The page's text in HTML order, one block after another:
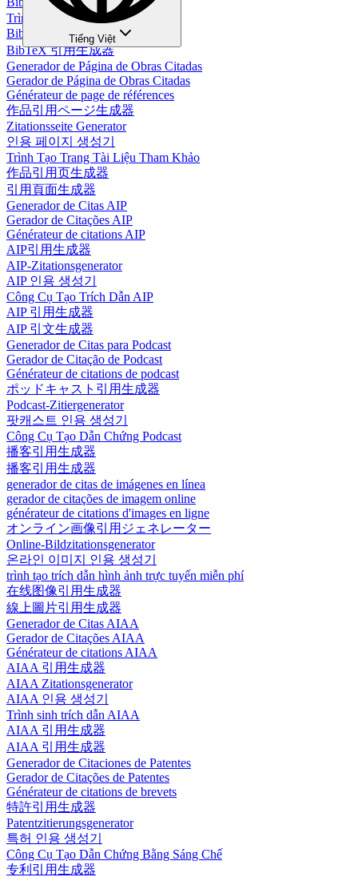
Trình tạo trích dẫn BibTeX
BibTeX 引用生成器
BibTeX 引用生成器
Generador de Página de Obras Citadas
Gerador de Página de Obras Citadas
Générateur de page de références
作品引用ページ生成器
Zitationsseite Generator
인용 페이지 생성기
Trình Tạo Trang Tài Liệu Tham Khảo
作品引用页生成器
引用頁面生成器
Generador de Citas AIP
Gerador de Citações AIP
Générateur de citations AIP
AIP引用生成器
AIP-Zitationsgenerator
AIP 인용 생성기
Công Cụ Tạo Trích Dẫn AIP
AIP 引用生成器
AIP 引文生成器
Generador de Citas para Podcast
Gerador de Citação de Podcast
Générateur de citations de podcast
ポッドキャスト引用生成器
Podcast-Zitiergenerator
팟캐스트 인용 생성기
Công Cụ Tạo Dẫn Chứng Podcast
播客引用生成器
播客引用生成器
generador de citas de imágenes en línea
gerador de citações de imagem online
générateur de citations d'images en ligne
オンライン画像引用ジェネレーター
Online-Bildzitationsgenerator
온라인 이미지 인용 생성기
trình tạo trích dẫn hình ảnh trực tuyến miễn phí
在线图像引用生成器
線上圖片引用生成器
Generador de Citas AIAA
Gerador de Citações AIAA
Générateur de citations AIAA
AIAA 引用生成器
AIAA Zitationsgenerator
AIAA 인용 생성기
Trình sinh trích dẫn AIAA
AIAA 引用生成器
AIAA 引用生成器
Generador de Citaciones de Patentes
Gerador de Citações de Patentes
Générateur de citations de brevets
特許引用生成器
Patentzitierungsgenerator
특허 인용 생성기
Công Cụ Tạo Dẫn Chứng Bằng Sáng Chế
专利引用生成器
Tiếng Việt